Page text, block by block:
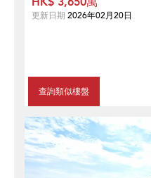
查詢類似樓盤
更新日期 2026年02月20日